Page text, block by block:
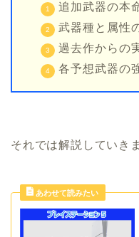
追加武器の本
武器種と属性
過去作からの
各予想武器の
それでは解説していき